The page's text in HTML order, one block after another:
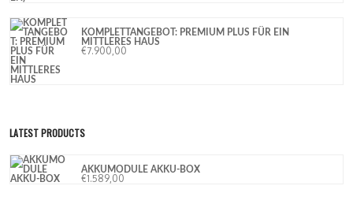
KOMPLETTANGEBOT: PREMIUM PLUS FÜR EIN
MITTLERES HAUS
€7.900,00
LATEST PRODUCTS
AKKUMODULE AKKU-BOX
€1.589,00